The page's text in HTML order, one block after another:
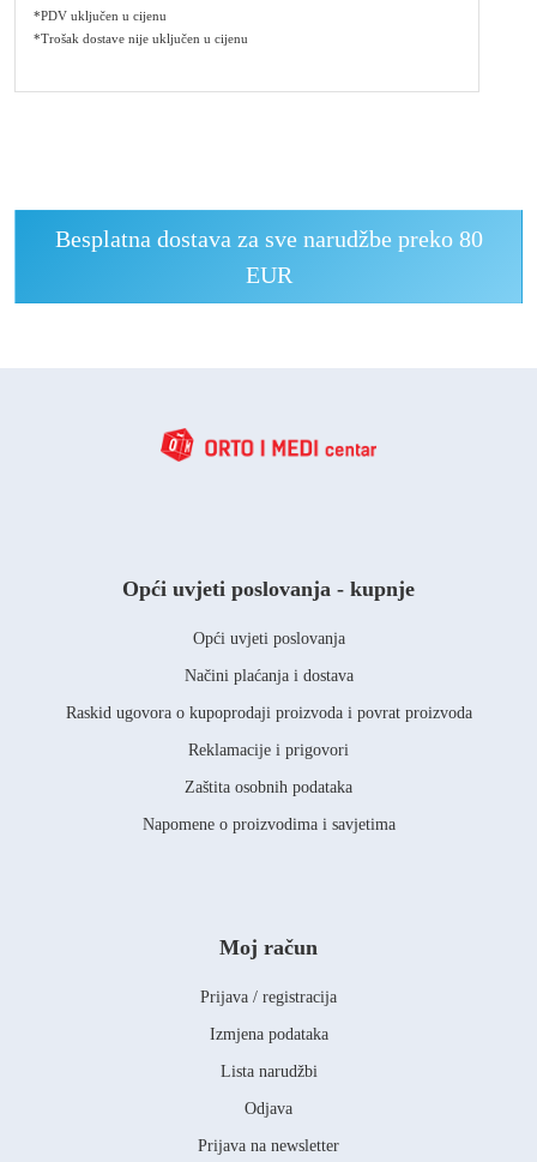
*PDV uključen u cijenu
*Trošak dostave nije uključen u cijenu
Besplatna dostava za sve narudžbe preko 80
EUR
Opći uvjeti poslovanja - kupnje
Opći uvjeti poslovanja
Načini plaćanja i dostava
Raskid ugovora o kupoprodaji proizvoda i povrat proizvoda
Reklamacije i prigovori
Zaštita osobnih podataka
Napomene o proizvodima i savjetima
Moj račun
Prijava / registracija
Izmjena podataka
Lista narudžbi
Odjava
Prijava na newsletter